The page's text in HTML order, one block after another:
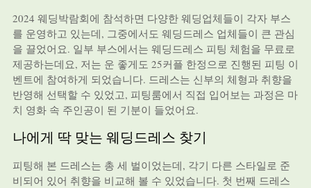
2024 웨딩박람회에 참석하면 다양한 웨딩업체들이 각자 부스
를 운영하고 있는데, 그중에서도 웨딩드레스 업체들이 큰 관심
을 끌었어요. 일부 부스에서는 웨딩드레스 피팅 체험을 무료로
제공하는데요, 저는 운 좋게도 25커플 한정으로 진행된 피팅 이
벤트에 참여하게 되었습니다. 드레스는 신부의 체형과 취향을
반영해 선택할 수 있었고, 피팅룸에서 직접 입어보는 과정은 마
치 영화 속 주인공이 된 기분이 들었어요.
나에게 딱 맞는 웨딩드레스 찾기
피팅해 본 드레스는 총 세 벌이었는데, 각기 다른 스타일로 준
비되어 있어 취향을 비교해 볼 수 있었습니다. 첫 번째 드레스